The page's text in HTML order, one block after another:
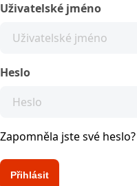
Uživatelské jméno
Heslo
Zapomněla jste své heslo?